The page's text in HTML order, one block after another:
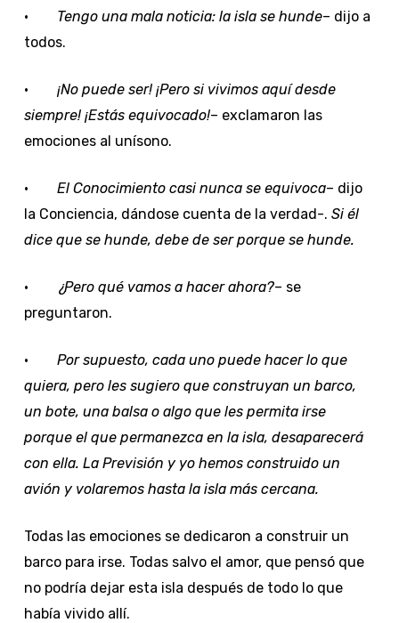
· Tengo una mala noticia: la isla se hunde– dijo a
todos.
·
¡No puede ser! ¡Pero si vivimos aquí desde
siempre! ¡Estás equivocado!– exclamaron las
emociones al unísono.
· El Conocimiento casi nunca se equivoca– dijo
la Conciencia, dándose cuenta de la verdad-. Si él
dice que se hunde, debe de ser porque se hunde.
· ¿Pero qué vamos a hacer ahora?– se
preguntaron.
·
Por supuesto, cada uno puede hacer lo que
quiera, pero les sugiero que construyan un barco,
un bote, una balsa o algo que les permita irse
porque el que permanezca en la isla, desaparecerá
con ella. La Previsión y yo hemos construido un
avión y volaremos hasta la isla más cercana.
Todas las emociones se dedicaron a construir un
barco para irse. Todas salvo el amor, que pensó que
no podría dejar esta isla después de todo lo que
había vivido allí.